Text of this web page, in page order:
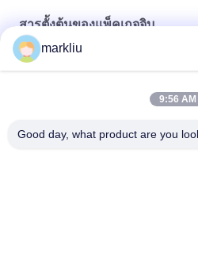
สารตั้งต้นของแพ็คเกจจิบ
Stack Via / Via การบรรจุ Sip
markliu
9:56 AM
Good day, what product are you